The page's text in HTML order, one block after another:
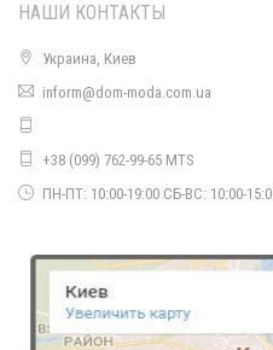
Модное платье
НАШИ КОНТАКТЫ
Украина, Киев
inform@dom-moda.com.ua
+38 (099) 762-99-65 MTS
ПН-ПТ: 10:00-19:00 СБ-ВС: 10:00-